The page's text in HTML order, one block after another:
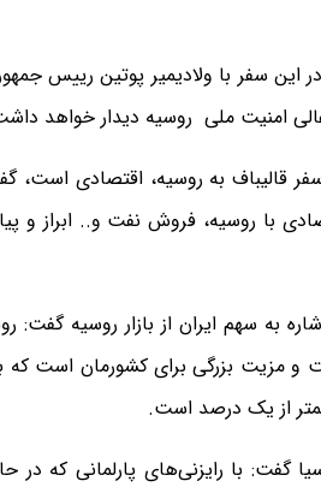
سفر با ولادیمیر پوتین رییس
امنیت ملی روسیه دیدار خواهد
سفر قالیباف به روسیه، اقتصادی
با روسیه، فروش نفت و.. ابراز و
مزیت بزرگی برای کشورمان است که به
از یک درصد است.
گفت: با رایزنی‌های پارلمانی که